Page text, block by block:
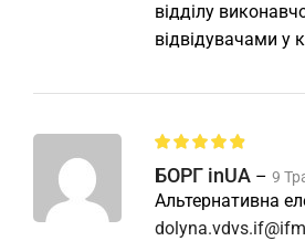
відділу
відвідувачами у
БОРГ inUA – 9
Альтернативна